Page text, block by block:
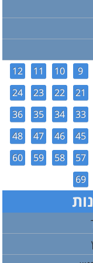
9
10
11
12
21
22
23
24
33
34
35
36
45
46
47
48
57
58
59
60
69